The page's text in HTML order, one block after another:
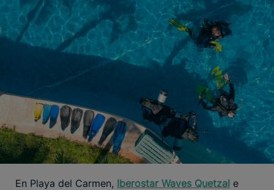
En Playa del Carmen, Iberostar Waves Quetzal e